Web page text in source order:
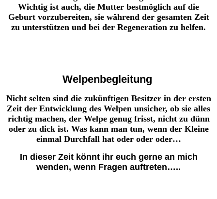
Wichtig ist auch, die Mutter bestmöglich auf die
Geburt vorzubereiten, sie während der gesamten Zeit
zu unterstützen und bei der Regeneration zu helfen.
Welpenbegleitung
Nicht selten sind die zukünftigen Besitzer in der ersten
Zeit der Entwicklung des Welpen unsicher, ob sie alles
richtig machen, der Welpe genug frisst, nicht zu dünn
oder zu dick ist. Was kann man tun, wenn der Kleine
einmal Durchfall hat oder oder oder…
In dieser Zeit könnt ihr euch gerne an mich
wenden, wenn Fragen auftreten…..